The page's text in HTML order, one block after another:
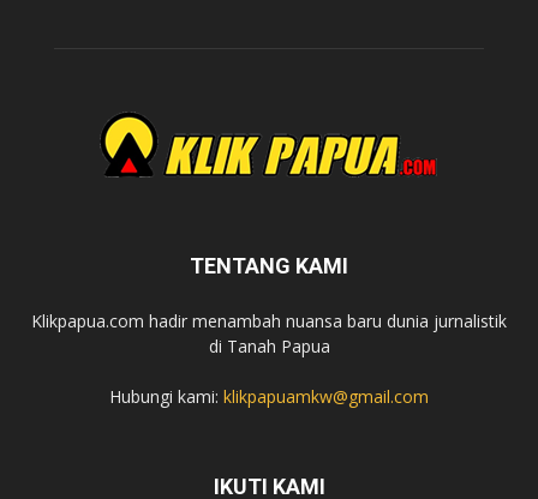
TENTANG KAMI
Klikpapua.com hadir menambah nuansa baru dunia jurnalistik
di Tanah Papua
Hubungi kami: klikpapuamkw@gmail.com
IKUTI KAMI